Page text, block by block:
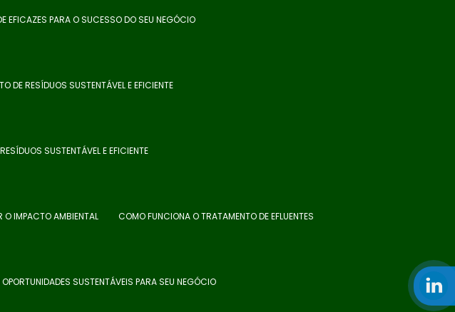
EFICAZES PARA O SUCESSO DO SEU NEGÓCIO
DE RESÍDUOS SUSTENTÁVEL E EFICIENTE
SUSTENTÁVEL E EFICIENTE
O IMPACTO AMBIENTAL COMO FUNCIONA O TRATAMENTO DE EFLUENTES
SUSTENTÁVEIS PARA SEU NEGÓCIO